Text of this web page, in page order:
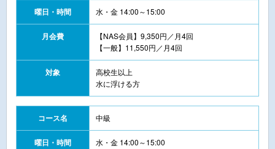
曜日・時間 水・金 14:00～15:00
月会費
【NAS会員】9,350円／月4回
【一般】11,550円／月4回
対象
高校生以上
水に浮ける方
コース名 中級
曜日・時間 水・金 14:00～15:00